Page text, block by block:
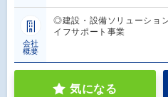
会社
概要
◎建設・設備ソリューショ
イフサポート事業
気になる